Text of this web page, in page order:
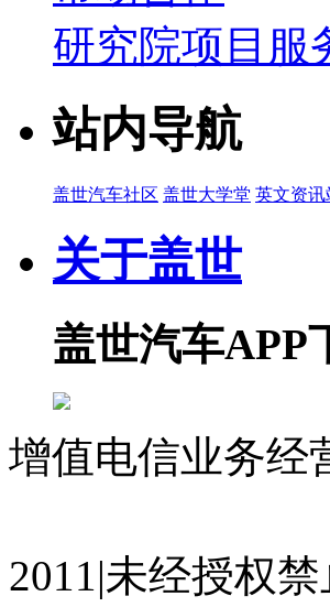
研究院项目服
站内导航
盖世汽车社区 盖世大学堂 英文资讯
关于盖世
盖世汽车APP
增值电信业务
2011|未经授权